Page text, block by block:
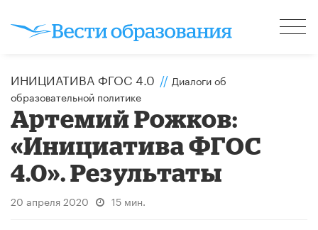
ИНИЦИАТИВА ФГОС 4.0 // Диалоги об
образовательной политике
Артемий Рожков:
«Инициатива ФГОС
4.0». Результаты
20 апреля 2020 15 мин.